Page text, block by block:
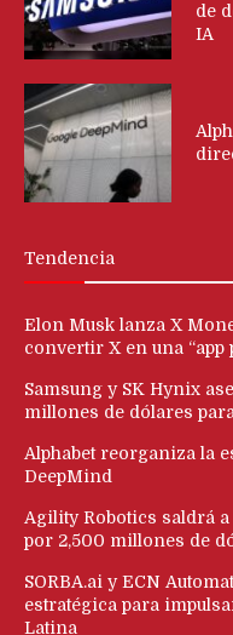
de
IA
Tendencia
Elon Musk lanza X
convertir X en una “app
Samsung y SK Hynix
millones de dólares
Alphabet reorganiza la
DeepMind
Agility Robotics saldrá
por 2,500 millones de
SORBA.ai y ECN
estratégica para
Latina